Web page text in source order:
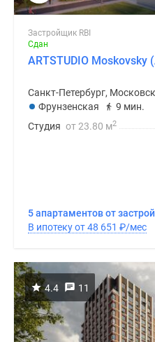
Застройщик RBI
Сдан
ARTSTUDIO
Санкт-Петербург,
Фрунзенская
9 мин.
Студия от 23.80 м2
5 апартаментов от
В ипотеку от 48 651 ₽/мес
4.4 11